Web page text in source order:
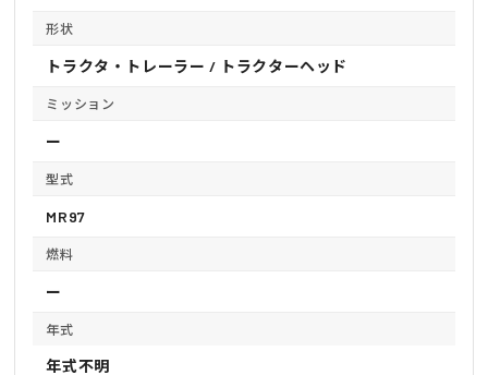
形状
トラクタ・トレーラー / トラクターヘッド
ミッション
ー
型式
MR97
燃料
ー
年式
年式不明